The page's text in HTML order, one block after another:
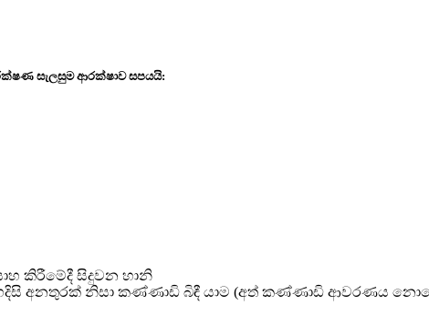
සැලසුම ආරක්ෂාව සපයයි:
කිරීමේදී සිදුවන හානි
අනතුරක් නිසා කණ්ණාඩි බිඳී යාම (අත් කණ්ණාඩි ආවරණය